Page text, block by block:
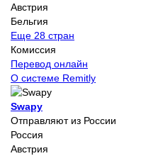
Австрия
Бельгия
Еще 28 стран
Комиссия
Перевод онлайн
О системе Remitly
Swapy
Отправляют из России
Россия
Австрия